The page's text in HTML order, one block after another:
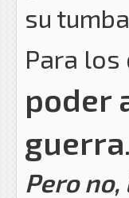
su
Para
poder
guerra.
Pero